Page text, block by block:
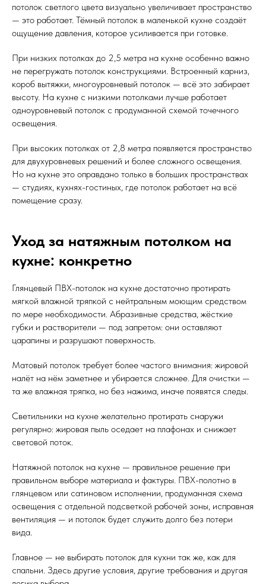
потолок светлого цвета визуально увеличивает пространство
— это работает. Тёмный потолок в маленькой кухне создаёт
ощущение давления, которое усиливается при готовке.
При низких потолках до 2,5 метра на кухне особенно важно
не перегружать потолок конструкциями. Встроенный карниз,
короб вытяжки, многоуровневый потолок — всё это забирает
высоту. На кухне с низкими потолками лучше работает
одноуровневый потолок с продуманной схемой точечного
освещения.
При высоких потолках от 2,8 метра появляется пространство
для двухуровневых решений и более сложного освещения.
Но на кухне это оправдано только в больших пространствах
— студиях, кухнях-гостиных, где потолок работает на всё
помещение сразу.
Уход за натяжным потолком на
кухне: конкретно
Глянцевый ПВХ-потолок на кухне достаточно протирать
мягкой влажной тряпкой с нейтральным моющим средством
по мере необходимости. Абразивные средства, жёсткие
губки и растворители — под запретом: они оставляют
царапины и разрушают поверхность.
Матовый потолок требует более частого внимания: жировой
налёт на нём заметнее и убирается сложнее. Для очистки —
та же влажная тряпка, но без нажима, иначе появятся следы.
Светильники на кухне желательно протирать снаружи
регулярно: жировая пыль оседает на плафонах и снижает
световой поток.
Натяжной потолок на кухне — правильное решение при
правильном выборе материала и фактуры. ПВХ-полотно в
глянцевом или сатиновом исполнении, продуманная схема
освещения с отдельной подсветкой рабочей зоны, исправная
вентиляция — и потолок будет служить долго без потери
вида.
Главное — не выбирать потолок для кухни так же, как для
спальни. Здесь другие условия, другие требования и другая